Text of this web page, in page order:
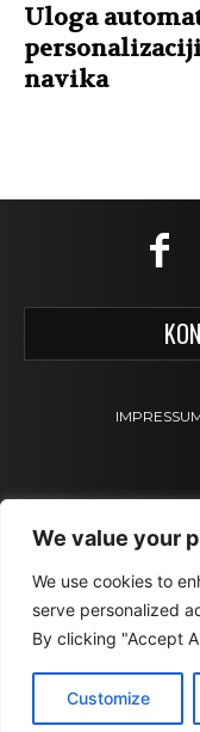
We value your
We use cookies to
serve personalized
By clicking "Accept
Customize
Uloga
navika